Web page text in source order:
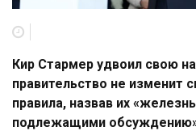
Кир Стармер удвоил свою
правительство не изменит
правила, назвав их
подлежащими